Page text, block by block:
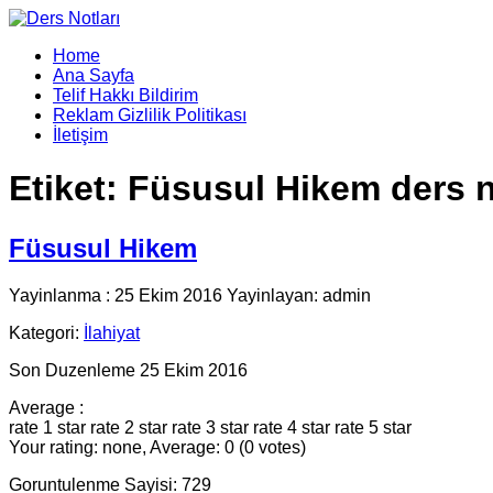
Home
Ana Sayfa
Telif Hakkı Bildirim
Reklam Gizlilik Politikası
İletişim
Etiket: Füsusul Hikem ders
Füsusul Hikem
Yayinlanma : 25 Ekim 2016 Yayinlayan: admin
Kategori:
İlahiyat
Son Duzenleme 25 Ekim 2016
Average :
rate 1 star rate 2 star rate 3 star rate 4 star rate 5 star
Your rating: none, Average: 0 (0 votes)
Goruntulenme Sayisi: 729